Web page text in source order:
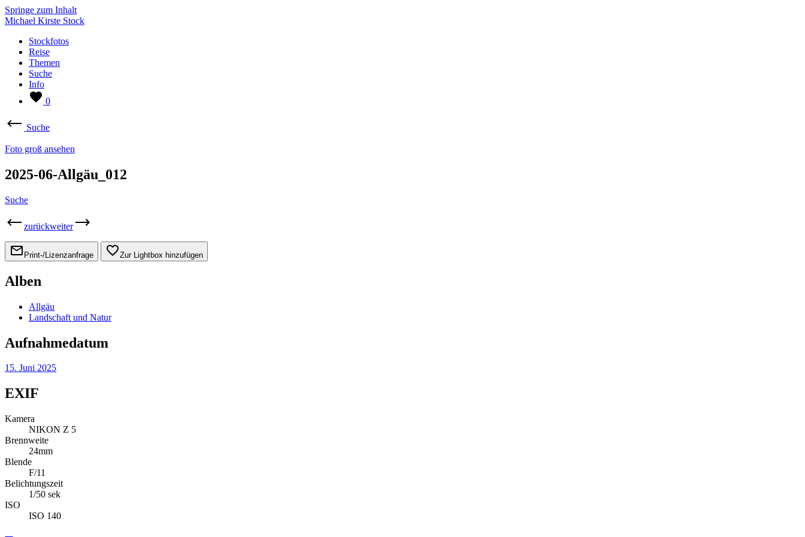
Springe zum Inhalt
Michael Kirste Stock
Stockfotos
Reise
Themen
Suche
Info
0
Suche
Foto groß ansehen
2025-06-Allgäu_012
Suche
zurückweiter
Print-/Lizenzanfrage Zur Lightbox hinzufügen
Alben
Allgäu
Landschaft und Natur
Aufnahmedatum
15. Juni 2025
EXIF
Kamera
NIKON Z 5
Brennweite
24mm
Blende
F/11
Belichtungszeit
1/50 sek
ISO
ISO 140